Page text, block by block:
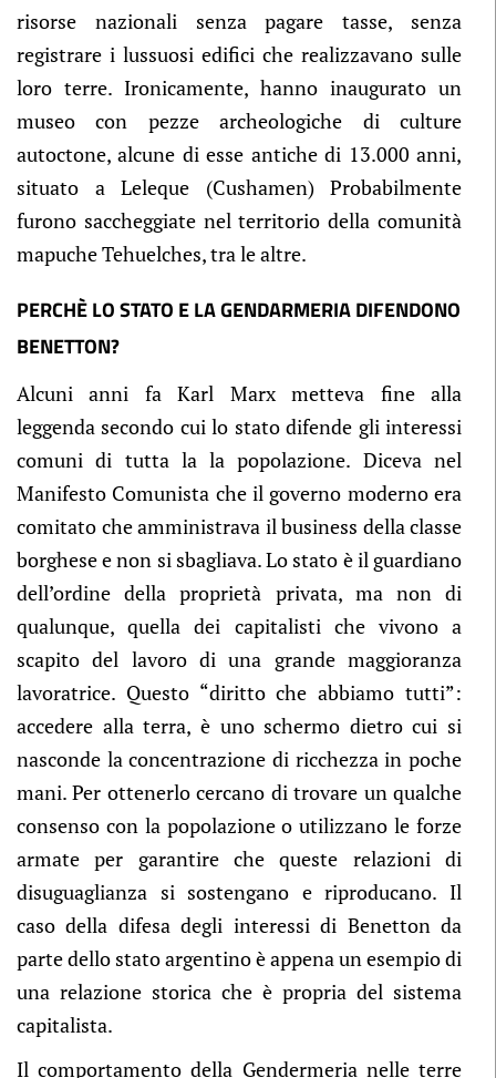
risorse nazionali senza pagare tasse, senza
registrare i lussuosi edifici che realizzavano sulle
loro terre. Ironicamente, hanno inaugurato un
museo con pezze archeologiche di culture
autoctone, alcune di esse antiche di 13.000 anni,
situato a Leleque (Cushamen) Probabilmente
furono saccheggiate nel territorio della comunità
mapuche Tehuelches, tra le altre.
PERCHÈ LO STATO E LA GENDARMERIA DIFENDONO
BENETTON?
Alcuni anni fa Karl Marx metteva fine alla
leggenda secondo cui lo stato difende gli interessi
comuni di tutta la la popolazione. Diceva nel
Manifesto Comunista che il governo moderno era
comitato che amministrava il business della classe
borghese e non si sbagliava. Lo stato è il guardiano
dell’ordine della proprietà privata, ma non di
qualunque, quella dei capitalisti che vivono a
scapito del lavoro di una grande maggioranza
lavoratrice. Questo “diritto che abbiamo tutti”:
accedere alla terra, è uno schermo dietro cui si
nasconde la concentrazione di ricchezza in poche
mani. Per ottenerlo cercano di trovare un qualche
consenso con la popolazione o utilizzano le forze
armate per garantire che queste relazioni di
disuguaglianza si sostengano e riproducano. Il
caso della difesa degli interessi di Benetton da
parte dello stato argentino è appena un esempio di
una relazione storica che è propria del sistema
capitalista.
Il comportamento della Gendermeria nelle terre